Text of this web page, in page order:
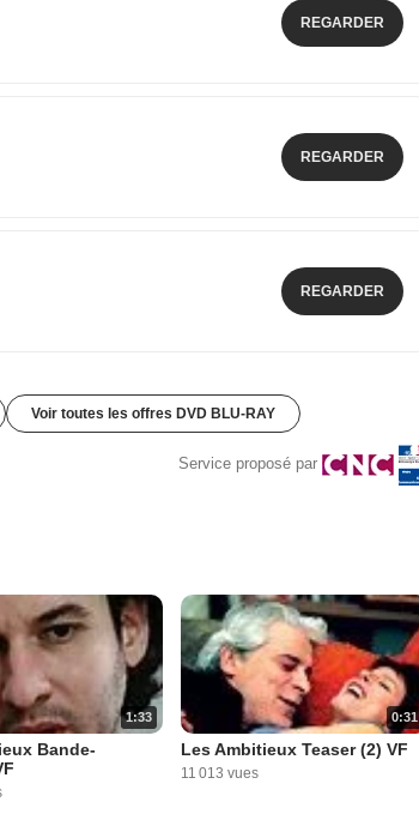
REGARDER
REGARDER
REGARDER
Voir toutes les offres DVD BLU-RAY
Service proposé par
1:33
Bande-
0:31
Les Ambitieux Teaser (2) VF
11 013 vues